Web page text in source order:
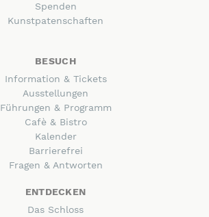
Spenden
Kunstpatenschaften
BESUCH
Information & Tickets
Ausstellungen
Führungen & Programm
Cafè & Bistro
Kalender
Barrierefrei
Fragen & Antworten
ENTDECKEN
Das Schloss